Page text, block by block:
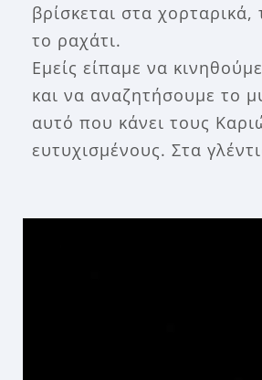
βρίσκεται στα χορταρικά,
το ραχάτι.
Εμείς είπαμε να
και να αναζητήσουμε το
αυτό που κάνει τους
ευτυχισμένους. Στα